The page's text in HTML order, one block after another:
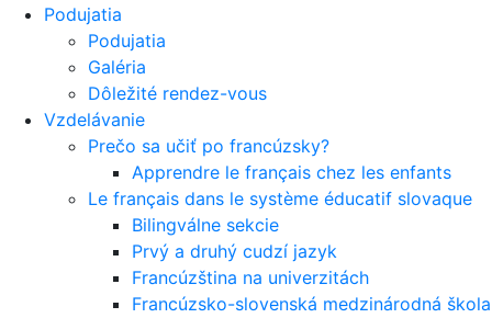
Podujatia
Podujatia
Galéria
Dôležité rendez-vous
Vzdelávanie
Prečo sa učiť po francúzsky?
Apprendre le français chez les enfants
Le français dans le système éducatif slovaque
Bilingválne sekcie
Prvý a druhý cudzí jazyk
Francúzština na univerzitách
Francúzsko-slovenská medzinárodná škola